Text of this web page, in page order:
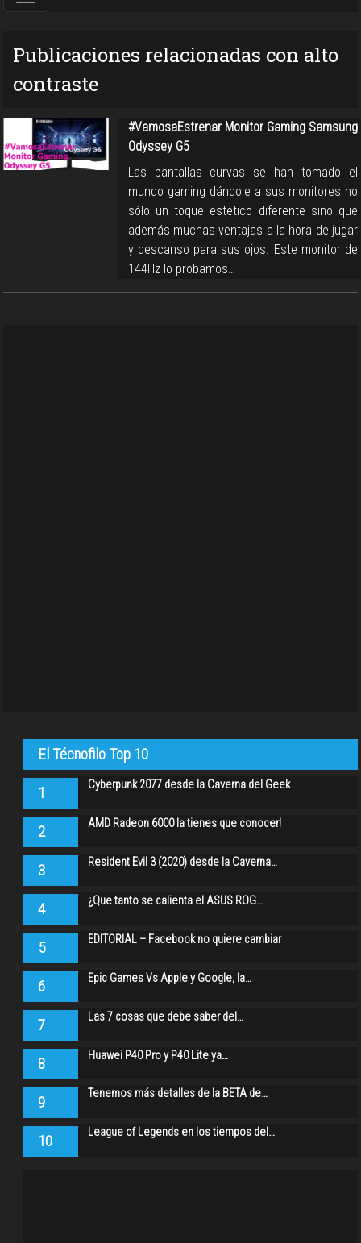
Publicaciones relacionadas con alto
contraste
#VamosaEstrenar Monitor Gaming Samsung
Odyssey G5
Las pantallas curvas se han tomado el
mundo gaming dándole a sus monitores no
sólo un toque estético diferente sino que
además muchas ventajas a la hora de jugar
y descanso para sus ojos. Este monitor de
144Hz lo probamos…
El Técnofilo Top 10
1 Cyberpunk 2077 desde la Caverna del Geek
2 AMD Radeon 6000 la tienes que conocer!
3 Resident Evil 3 (2020) desde la Caverna…
4 ¿Que tanto se calienta el ASUS ROG…
5 EDITORIAL – Facebook no quiere cambiar
6 Epic Games Vs Apple y Google, la…
7 Las 7 cosas que debe saber del…
8 Huawei P40 Pro y P40 Lite ya…
9 Tenemos más detalles de la BETA de…
10 League of Legends en los tiempos del…